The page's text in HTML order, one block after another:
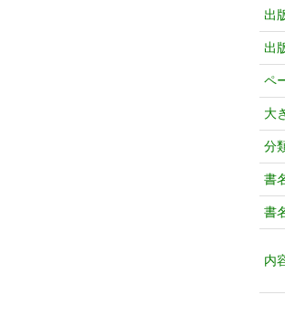
出
出
ペ
大
分
書
書
内